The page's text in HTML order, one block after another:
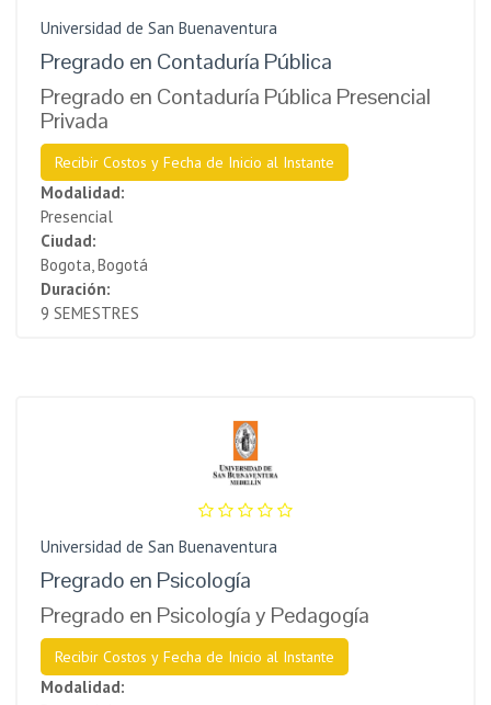
Universidad de San Buenaventura
Pregrado en Contaduría Pública
Pregrado en Contaduría Pública Presencial
Privada
Recibir Costos y Fecha de Inicio al Instante
Modalidad:
Presencial
Ciudad:
Bogota, Bogotá
Duración:
9 SEMESTRES
Universidad de San Buenaventura
Pregrado en Psicología
Pregrado en Psicología y Pedagogía
Recibir Costos y Fecha de Inicio al Instante
Modalidad: